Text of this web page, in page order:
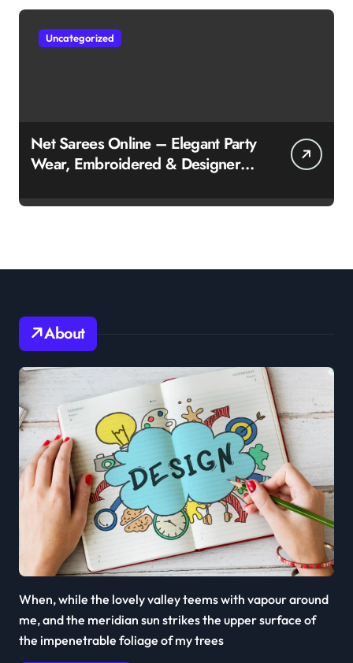
Uncategorized
Net Sarees Online – Elegant Party
Wear, Embroidered & Designer
About
When, while the lovely valley teems with vapour around
me, and the meridian sun strikes the upper surface of
the impenetrable foliage of my trees